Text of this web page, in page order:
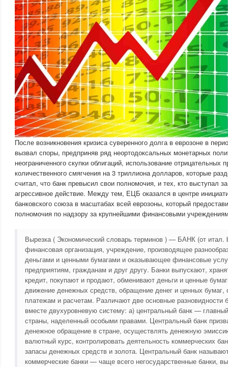
После возникновения кризиса суверенного долга в еврозоне в
вызвал споры, предприняв ряд неортодоксальных монетарных
неограниченного скупки облигаций, использование отрицательных
количественного смягчения на 3 триллиона долларов, которые
считал, что банк превысил свои полномочия, и тех, кто выступал
агрессивное действие. Между тем, ЕЦБ оказался в центре
банковского союза в масштабах всей еврозоны, который
полномочия по надзору за крупнейшими финансовыми
Вырезка ( Экономический словарь терминов ) — БАНК (от
финансовая организация, учреждение, производящее
деньгами и ценными бумагами и оказывающее финансовые
предприятиям, гражданам и друг другу. Банки выпускают,
кредит, покупают и продают, обменивают деньги и ценные
движение денежных средств, обращение денег и ценных бумаг,
платежам и расчетам. Различают две основные разновидности
вместе двухуровневую систему: а) центральный банк —
страны, наделенный особыми правами. Центральный банк
денежное обращение в стране, осуществлять денежную
валютный курс, контролировать деятельность коммерческих
запасы денежных средств и золота. Центральный банк
коммерческие банки — чаще всего негосударственные банки,